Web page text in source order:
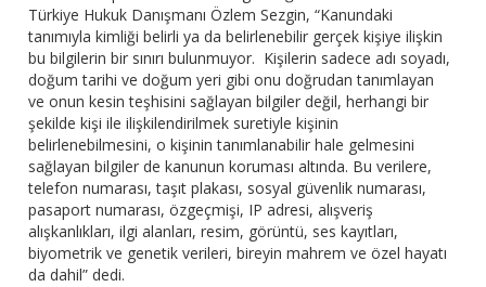
Türkiye Hukuk Danışmanı Özlem Sezgin, “Kanundaki
tanımıyla kimliği belirli ya da belirlenebilir gerçek kişiye ilişkin
bu bilgilerin bir sınırı bulunmuyor. Kişilerin sadece adı soyadı,
doğum tarihi ve doğum yeri gibi onu doğrudan tanımlayan
ve onun kesin teşhisini sağlayan bilgiler değil, herhangi bir
şekilde kişi ile ilişkilendirilmek suretiyle kişinin
belirlenebilmesini, o kişinin tanımlanabilir hale gelmesini
sağlayan bilgiler de kanunun koruması altında. Bu verilere,
telefon numarası, taşıt plakası, sosyal güvenlik numarası,
pasaport numarası, özgeçmişi, IP adresi, alışveriş
alışkanlıkları, ilgi alanları, resim, görüntü, ses kayıtları,
biyometrik ve genetik verileri, bireyin mahrem ve özel hayatı
da dahil” dedi.